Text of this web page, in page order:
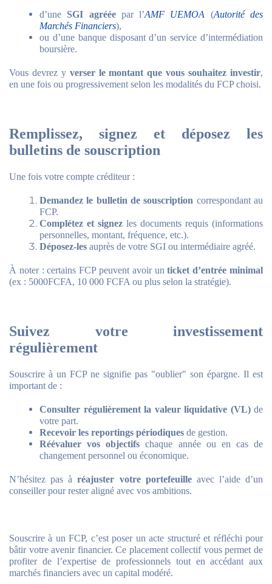
d’une SGI agrééepar l’AMF UEMOA (Autorité des
Marchés Financiers),
ou d’une banque disposant d’un service d’intermédiation
boursière.
Vous devrez y verser le montant que vous souhaitez investir,
en une fois ou progressivement selon les modalités du FCP choisi.
Remplissez, signez et déposez les
bulletins de souscription
Une fois votre compte créditeur :
Demandez le bulletin de souscription correspondant au
FCP.
Complétez et signez les documents requis (informations
personnelles, montant, fréquence, etc.).
Déposez-les auprès de votre SGI ou intermédiaire agréé.
À noter : certains FCP peuvent avoir unticket d’entrée minimal
(ex : 5000FCFA, 10 000 FCFA ou plus selon la stratégie).
Suivez votre investissement
régulièrement
Souscrire à un FCP ne signifie pas "oublier" son épargne. Il est
important de :
Consulter régulièrement la valeur liquidative (VL)de
votre part.
Recevoir les reportings périodiques de gestion.
Réévaluer vos objectifs chaque année ou en cas de
changement personnel ou économique.
N’hésitez pas àréajuster votre portefeuilleavec l’aide d’un
conseiller pour rester aligné avec vos ambitions.
Souscrire à un FCP, c’est poser un acte structuré et réfléchi pour
bâtir votre avenir financier. Ce placement collectif vous permet de
profiter de l’expertise de professionnels tout en accédant aux
marchés financiers avec un capital modéré.